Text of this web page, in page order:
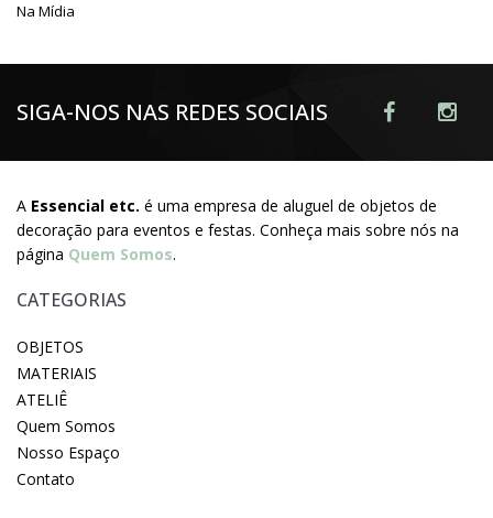
Na Mídia
SIGA-NOS NAS REDES SOCIAIS
A Essencial etc. é uma empresa de aluguel de objetos de
decoração para eventos e festas. Conheça mais sobre nós na
página Quem Somos.
CATEGORIAS
OBJETOS
MATERIAIS
ATELIÊ
Quem Somos
Nosso Espaço
Contato